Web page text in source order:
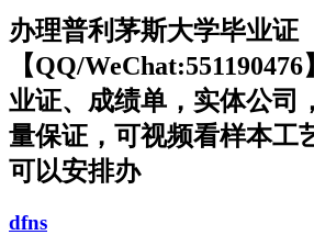
办理普利茅斯大学毕业证
【QQ/
业证、成绩单，实体公司
量保证，可视频看样本工
可以安排办
dfns